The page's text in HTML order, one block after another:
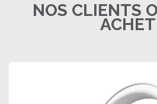
NOS CLIENTS